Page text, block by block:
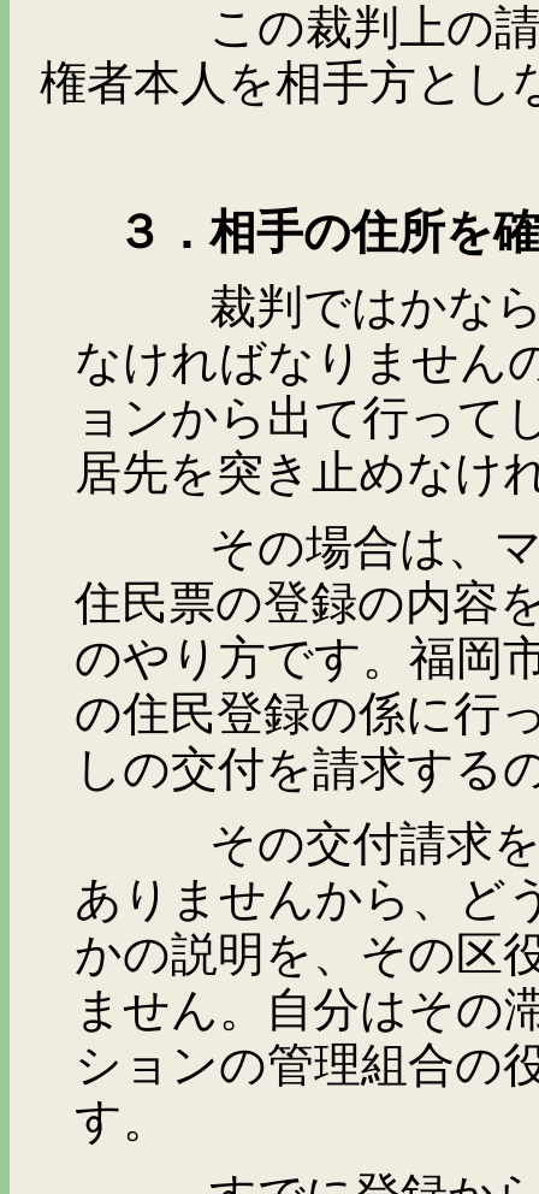
この裁判上の請求
権者本人を相手方とし
３．相手の住所を確
裁判ではかならず
なければなりません
ョンから出て行って
居先を突き止めなけ
その場合は、マン
住民票の登録の内容
のやり方です。福岡
の住民登録の係に行
しの交付を請求する
その交付請求をし
ありませんから、ど
かの説明を、その区
ません。自分はそ
ションの管理組合の
す。